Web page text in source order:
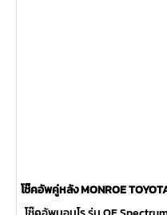
โช๊คอัพคู่หลัง MONROE